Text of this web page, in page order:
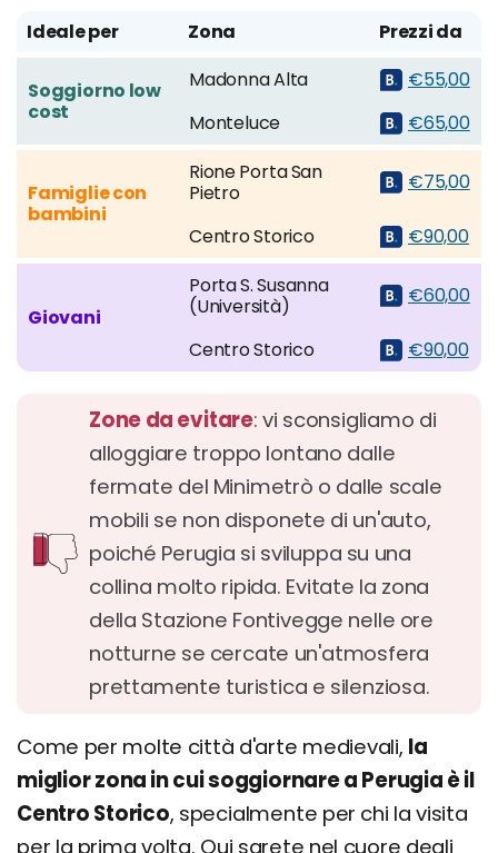
Ideale per Zona Prezzi da
Soggiorno low
cost
Madonna Alta
€55,00
Monteluce
€65,00
Famiglie con
bambini
Rione Porta San
Pietro
€75,00
Centro Storico €90,00
Giovani
Porta S. Susanna
(Università)
€60,00
Centro Storico €90,00
Zone da evitare: vi sconsigliamo di
alloggiare troppo lontano dalle
fermate del Minimetrò o dalle scale
mobili se non disponete di un'auto,
poiché Perugia si sviluppa su una
collina molto ripida. Evitate la zona
della Stazione Fontivegge nelle ore
notturne se cercate un'atmosfera
prettamente turistica e silenziosa.
Come per molte città d'arte medievali, la
miglior zona in cui soggiornare a Perugia è il
Centro Storico, specialmente per chi la visita
per la prima volta. Qui sarete nel cuore degli